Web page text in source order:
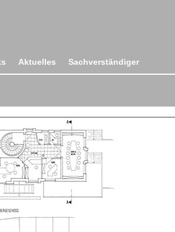
Aktuelles Sachverständiger